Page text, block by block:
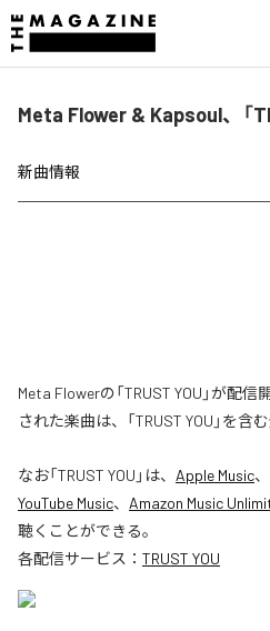
Meta Flower & Kapsoul、「
新曲情報
Meta Flowerの「TRUST YOU」が配
された楽曲は、「TRUST YOU」を含
なお「TRUST YOU 」は、 Apple Music、
YouTube Music、 Amazon Music
聴くことができる。
各配信サービス： TRUST YOU